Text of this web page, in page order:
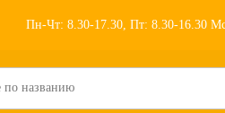
Пн-Чт: 8.30-17.30, Пт: 8.30-16.30